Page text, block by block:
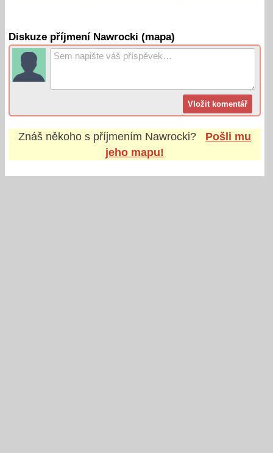
Diskuze příjmení Nawrocki (mapa)
Znáš někoho s příjmením Nawrocki?
Pošli mu
jeho mapu!